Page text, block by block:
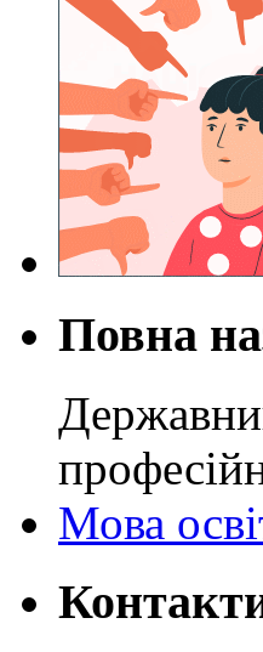
Повна
Мова